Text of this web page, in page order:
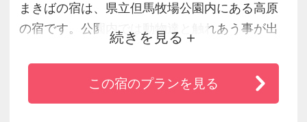
まきばの宿は、県立但馬牧場公園内にある高原
の宿です。公園内では動物達と触れあう事が出
来ます。また冬は目前がスキー場になり、スキ
ー・スノーボードが楽しめます。お料理は、地
元名産の但馬牛が自慢です。
続きを見る
この宿のプランを見る